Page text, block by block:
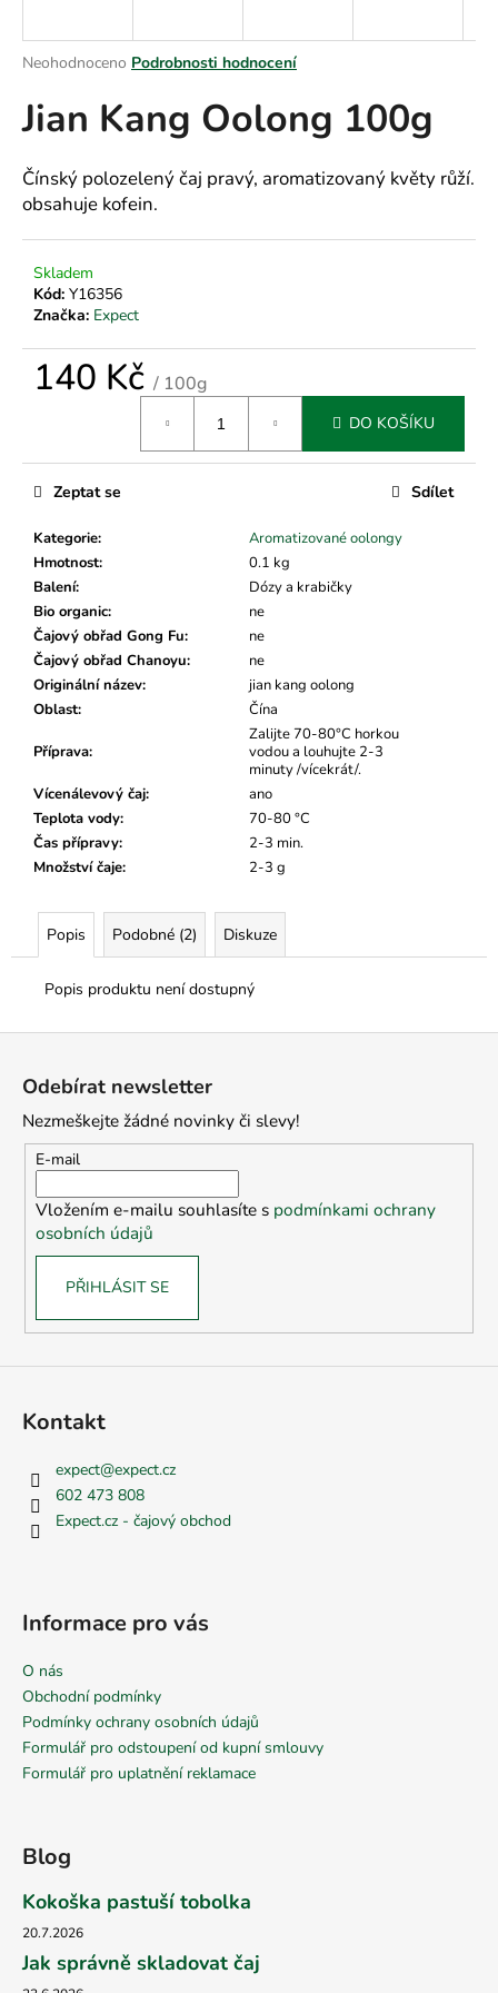
Průměrné
produktu
je
z
5
hvězdiček.
Neohodnoceno Podrobnosti hodnocení
Jian Kang Oolong 100g
Čínský polozelený čaj pravý, aromatizovaný květy růží.
obsahuje kofein.
Skladem
Kód: Y16356
Značka: Expect
140 Kč / 100g
DO KOŠÍKU
Kategorie:
Aromatizované oolongy
Hmotnost:
0.1 kg
Balení:
Dózy a krabičky
Bio organic:
ne
Čajový obřad Gong Fu:
ne
Čajový obřad Chanoyu:
ne
Originální název:
jian kang oolong
Oblast: Čína
Příprava:
Zalijte 70-80°C horkou
vodou a louhujte 2-3
minuty /vícekrát/.
Vícenálevový čaj:
ano
Teplota vody:
70-80 °C
Čas přípravy:
2-3 min.
Množství čaje: 2-3 g
Zeptat se Sdílet
Popis Podobné (2) Diskuze
Popis produktu není dostupný
j
t
?
D
u
m
Odebírat newsletter
Nezmeškejte žádné novinky či slevy!
E-mail
Vložením e-mailu souhlasíte s podmínkami ochrany
osobních údajů
PŘIHLÁSIT SE
Kontakt
expect@expect.cz
602 473 808
Expect.cz - čajový obchod
Informace pro vás
O nás
Obchodní podmínky
Podmínky ochrany osobních údajů
Formulář pro odstoupení od kupní smlouvy
Formulář pro uplatnění reklamace
Blog
Kokoška pastuší tobolka
20.7.2026
Jak správně skladovat čaj